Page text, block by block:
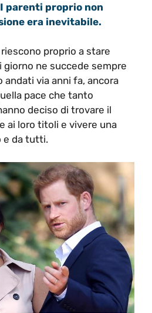
parenti proprio non
era inevitabile.
proprio a stare
ne succede sempre
andati via anni fa, ancora
pace che tanto
deciso di trovare il
ai loro titoli e vivere una
e da tutti.